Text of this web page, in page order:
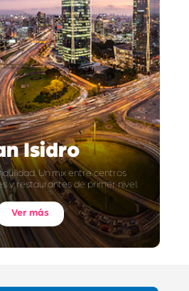
Isidro
Un mix entre centros
y restaurantes de primer nivel.
Ver más